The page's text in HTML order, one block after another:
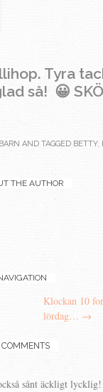
Tyra
så! 😀
BARN AND TAGGED BETTY,
THE AUTHOR
Klockan 10
lördag… →
COMMENTS
sånt äckligt lycklig!